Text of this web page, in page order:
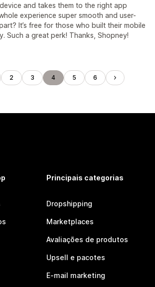
and takes them to the right app
experience super smooth and user-
It’s free for those who built their mobile
Such a great perk! Thanks, Shopney!
2 3 4 5 6
Principais categorias
Dropshipping
Marketplaces
Avaliações de produtos
Upsell e pacotes
E-mail marketing